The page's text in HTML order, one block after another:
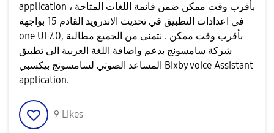
application ، بأقرب وقت ممكن ضمن قائمة اللغات المتاحة
في اعدادات التطبيق في تحديث الاندرويد القادم 15 بواجهة
one UI 7.0, بأقرب وقت ممكن . نتمنى من الجميع مطالبة
شركة سامسونج بدعم واضافة اللغة العربية الى تطبيق
المساعد الصوتي لسامسونج بيكسبي Bixby voice Assistant
application.
9 Likes